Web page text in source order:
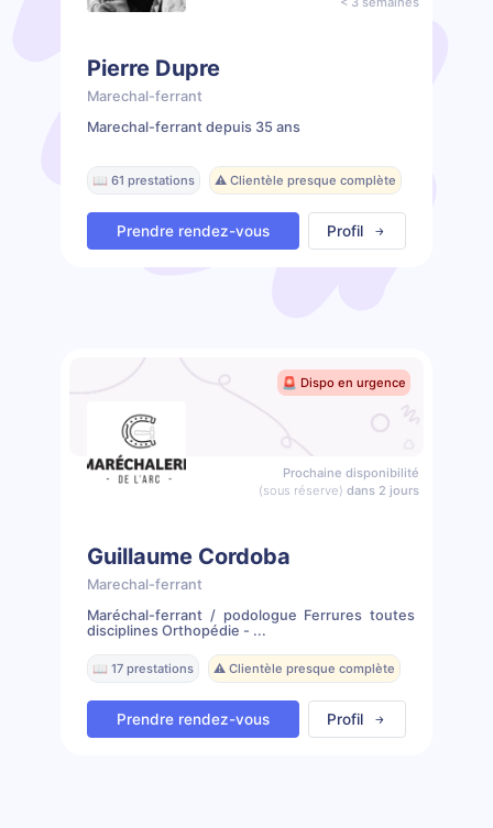
Pierre Dupre
Marechal-ferrant
Marechal-ferrant depuis 35 ans
📖 61 prestations ⚠️ Clientèle presque complète
Prendre rendez-vous Profil
🚨 Dispo en urgence
Prochaine disponibilité
(sous réserve) dans 2 jours
Guillaume Cordoba
Marechal-ferrant
Maréchal-ferrant / podologue Ferrures toutes
disciplines Orthopédie - ...
📖 17 prestations ⚠️ Clientèle presque complète
Prendre rendez-vous Profil